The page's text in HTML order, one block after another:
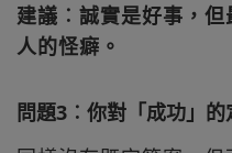
建議︰誠實是好事，
人的怪癖。
問題3︰你對「成功」